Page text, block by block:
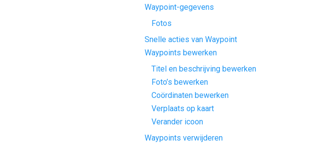
Waypoint-gegevens
Fotos
Snelle acties van Waypoint
Waypoints bewerken
Titel en beschrijving bewerken
Foto’s bewerken
Coördinaten bewerken
Verplaats op kaart
Verander icoon
Waypoints verwijderen